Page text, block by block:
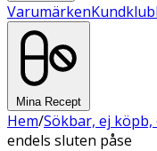
Varumärken
Mina Recept
Hem/Sökbar, ej köpb,
endels sluten påse